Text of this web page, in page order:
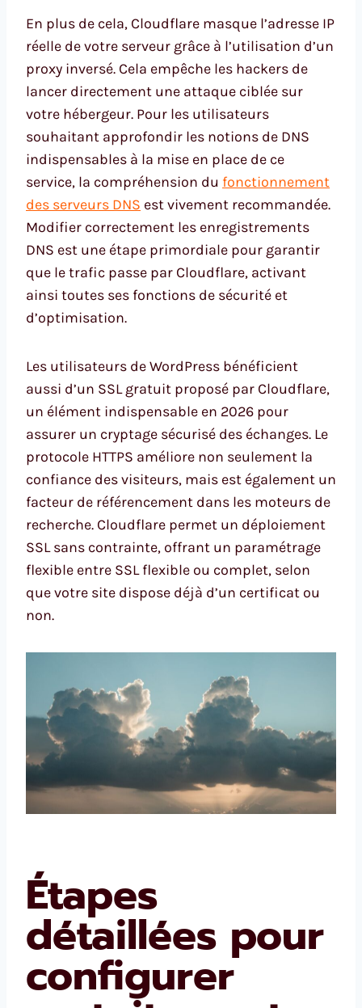
En plus de cela, Cloudflare masque l’adresse IP
réelle de votre serveur grâce à l’utilisation d’un
proxy inversé. Cela empêche les hackers de
lancer directement une attaque ciblée sur
votre hébergeur. Pour les utilisateurs
souhaitant approfondir les notions de DNS
indispensables à la mise en place de ce
service, la compréhension du fonctionnement
des serveurs DNS est vivement recommandée.
Modifier correctement les enregistrements
DNS est une étape primordiale pour garantir
que le trafic passe par Cloudflare, activant
ainsi toutes ses fonctions de sécurité et
d’optimisation.
Les utilisateurs de WordPress bénéficient
aussi d’un SSL gratuit proposé par Cloudflare,
un élément indispensable en 2026 pour
assurer un cryptage sécurisé des échanges. Le
protocole HTTPS améliore non seulement la
confiance des visiteurs, mais est également un
facteur de référencement dans les moteurs de
recherche. Cloudflare permet un déploiement
SSL sans contrainte, offrant un paramétrage
flexible entre SSL flexible ou complet, selon
que votre site dispose déjà d’un certificat ou
non.
Étapes
détaillées pour
configurer